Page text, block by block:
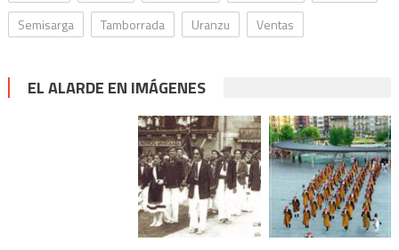
Semisarga
Tamborrada Uranzu Ventas
EL ALARDE EN IMÁGENES